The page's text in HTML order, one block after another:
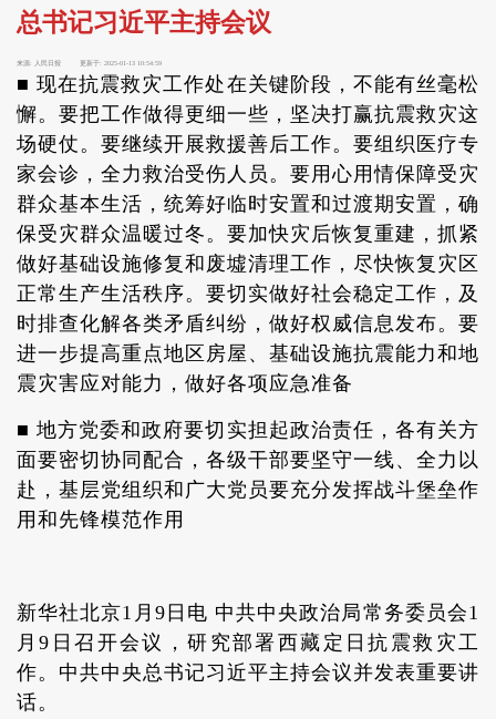
总书记习近平主持会议
来源: 人民日报 更新于: 2025-01-13 10:54:59
■ 现在抗震救灾工作处在关键阶段，不能有丝毫松
懈。要把工作做得更细一些，坚决打赢抗震救灾这
场硬仗。要继续开展救援善后工作。要组织医疗专
家会诊，全力救治受伤人员。要用心用情保障受灾
群众基本生活，统筹好临时安置和过渡期安置，确
保受灾群众温暖过冬。要加快灾后恢复重建，抓紧
做好基础设施修复和废墟清理工作，尽快恢复灾区
正常生产生活秩序。要切实做好社会稳定工作，及
时排查化解各类矛盾纠纷，做好权威信息发布。要
进一步提高重点地区房屋、基础设施抗震能力和地
震灾害应对能力，做好各项应急准备
■ 地方党委和政府要切实担起政治责任，各有关方
面要密切协同配合，各级干部要坚守一线、全力以
赴，基层党组织和广大党员要充分发挥战斗堡垒作
用和先锋模范作用
新华社北京1月9日电 中共中央政治局常务委员会1
月9日召开会议，研究部署西藏定日抗震救灾工
作。中共中央总书记习近平主持会议并发表重要讲
话。